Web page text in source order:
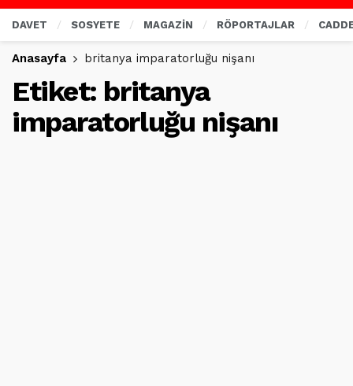
DAVET SOSYETE MAGAZİN RÖPORTAJLAR
Anasayfa britanya imparatorluğu nişanı
Etiket: britanya
imparatorluğu nişanı